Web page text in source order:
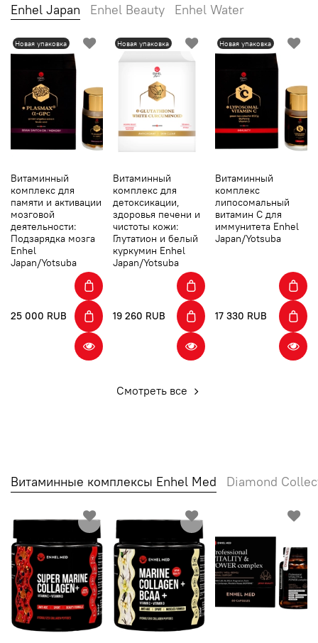
Enhel Japan Enhel Beauty Enhel Water
Новая упаковка
Витаминный
комплекс для
памяти и активации
мозговой
деятельности:
Подзарядка мозга
Enhel
Japan/Yotsuba
25 000 RUB
Новая упаковка
Витаминный
комплекс для
детоксикации,
здоровья печени и
чистоты кожи:
Глутатион и белый
куркумин Enhel
Japan/Yotsuba
19 260 RUB
Новая упаковка
Витаминный
комплекс
липосомальный
витамин С для
иммунитета Enhel
Japan/Yotsuba
17 330 RUB
Смотреть все
Витаминные комплексы Enhel Med Diamond